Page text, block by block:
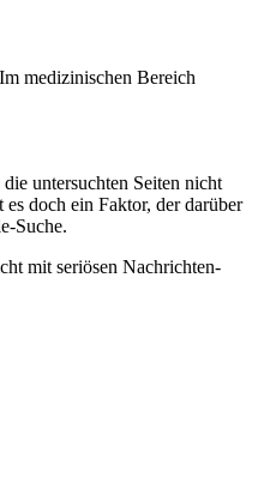
medizinischen Bereich
untersuchten Seiten nicht
doch ein Faktor, der darüber
Suche.
mit seriösen Nachrichten-